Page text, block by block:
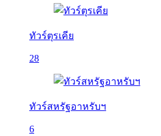
ทัวร์ตุรเคีย
28
ทัวร์สหรัฐอาหรับฯ
6